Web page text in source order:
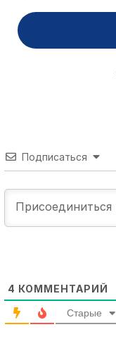
Подписаться
4 КОММЕНТАРИЙ
Старые